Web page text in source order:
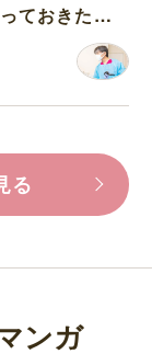
ておきたい
る
ンガ